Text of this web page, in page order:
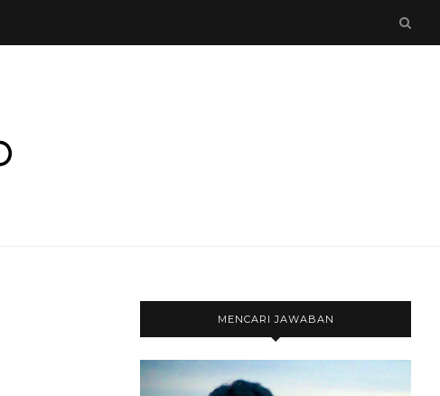
MENCARI JAWABAN